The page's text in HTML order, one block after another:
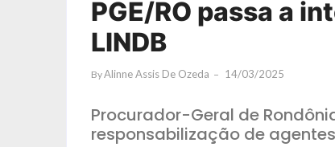
PGE/RO passa a
LINDB
ByAlinne Assis De Ozeda 14/03/2025
Procurador-Geral de
responsabilização de